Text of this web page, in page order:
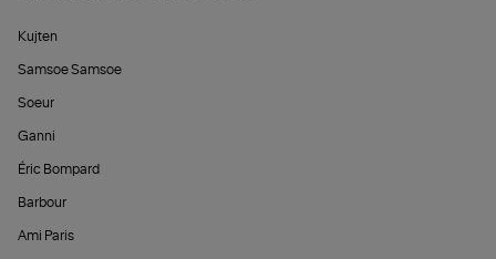
Kujten
Samsoe Samsoe
Soeur
Ganni
Éric Bompard
Barbour
Ami Paris